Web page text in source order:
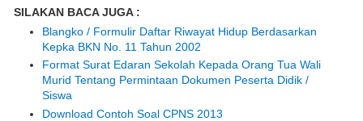
SILAKAN BACA JUGA :
Blangko / Formulir Daftar Riwayat Hidup Berdasarkan
Kepka BKN No. 11 Tahun 2002
Format Surat Edaran Sekolah Kepada Orang Tua Wali
Murid Tentang Permintaan Dokumen Peserta Didik /
Siswa
Download Contoh Soal CPNS 2013